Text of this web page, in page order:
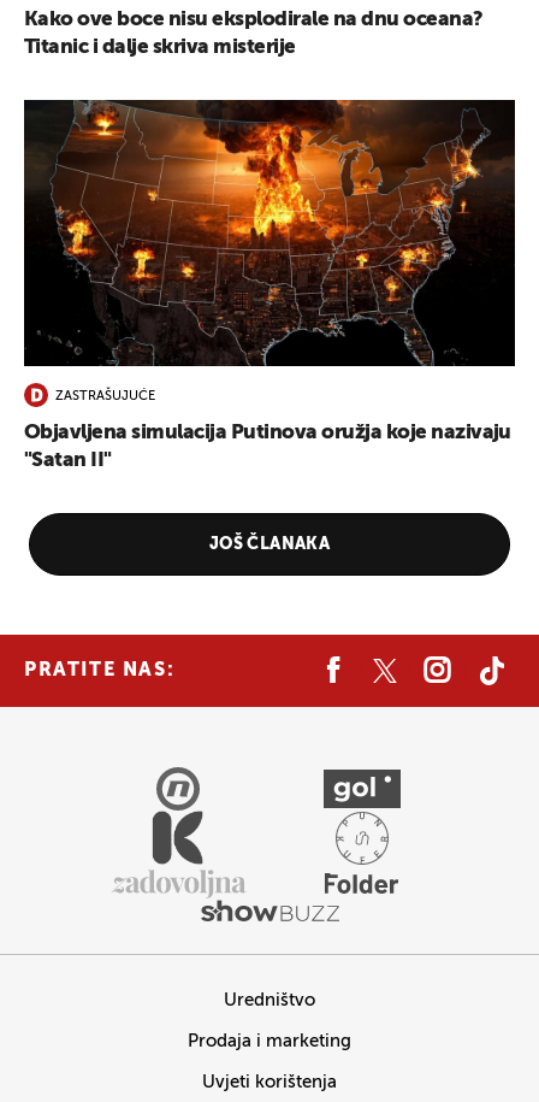
Kako ove boce nisu eksplodirale na dnu oceana?
Titanic i dalje skriva misterije
ZASTRAŠUJUĆE
Objavljena simulacija Putinova oružja koje nazivaju
"Satan II"
JOŠ ČLANAKA
PRATITE NAS:
Uredništvo
Prodaja i marketing
Uvjeti korištenja